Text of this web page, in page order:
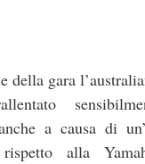
della gara
a causa di
alla